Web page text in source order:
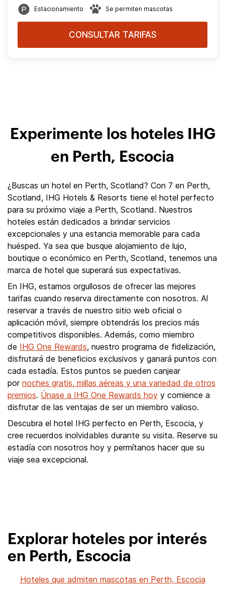
Estacionamiento Se permiten mascotas
CONSULTAR TARIFAS
Experimente los hoteles IHG
en Perth, Escocia
¿Buscas un hotel en Perth, Scotland? Con 7 en Perth,
Scotland, IHG Hotels & Resorts tiene el hotel perfecto
para su próximo viaje a Perth, Scotland. Nuestros
hoteles están dedicados a brindar servicios
excepcionales y una estancia memorable para cada
huésped. Ya sea que busque alojamiento de lujo,
boutique o económico en Perth, Scotland, tenemos una
marca de hotel que superará sus expectativas.
En IHG, estamos orgullosos de ofrecer las mejores
tarifas cuando reserva directamente con nosotros. Al
reservar a través de nuestro sitio web oficial o
aplicación móvil, siempre obtendrás los precios más
competitivos disponibles. Además, como miembro
de IHG One Rewards, nuestro programa de fidelización,
disfrutará de beneficios exclusivos y ganará puntos con
cada estadía. Estos puntos se pueden canjear
por noches gratis, millas aéreas y una variedad de otros
premios. Únase a IHG One Rewards hoy y comience a
disfrutar de las ventajas de ser un miembro valioso.
Descubra el hotel IHG perfecto en Perth, Escocia, y
cree recuerdos inolvidables durante su visita. Reserve su
estadía con nosotros hoy y permítanos hacer que su
viaje sea excepcional.
Explorar hoteles por interés
en Perth, Escocia
Hoteles que admiten mascotas en Perth, Escocia